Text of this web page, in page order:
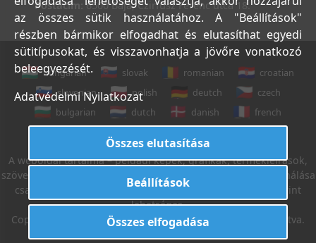
Postacím:6500 Baja, Czirfusz Ferenc utca 18.
hungarian slovak romanian
croatian
slovenian
polish deutch
czech
bulgarian
dutch danish
french
A weboldal tartalma – például képek, grafikák, termékleírások,
szövegek, stb. – Leveleki Miklós E.V. tulajdona, azok felhasználása
csak az Általános Szerződési Feltételek 18. sz. pontja szerint
lehetséges.
Copyright © 2022. Leveleki Miklós E.V. Minden jog fenntartva.
az összes sütik használatához. A "Beállítások"
részben bármikor elfogadhat és elutasíthat egyedi
sütitípusokat, és visszavonhatja a jövőre vonatkozó
beleegyezését.
Adatvédelmi Nyilatkozat
Összes elutasítása
Beállítások
Összes elfogadása